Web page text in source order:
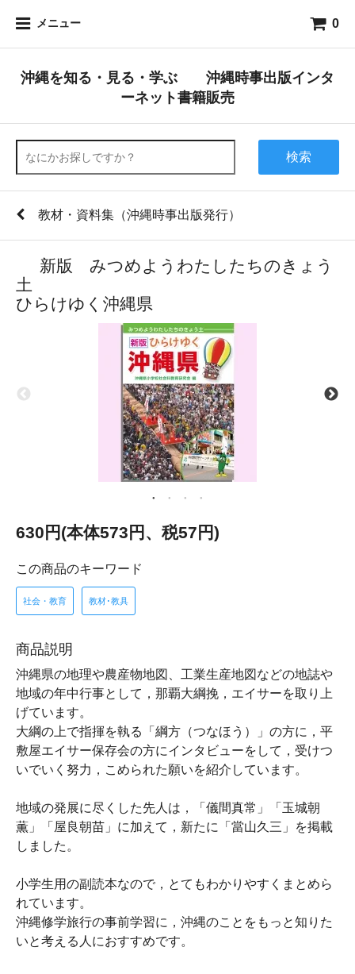
メニュー 0
沖縄を知る・見る・学ぶ 沖縄時事出版インタ
ーネット書籍販売
検索
教材・資料集（沖縄時事出版発行）
新版 みつめようわたしたちのきょう
土
ひらけゆく沖縄県
630円(本体573円、税57円)
この商品のキーワード
社会・教育 教材･教具
商品説明
沖縄県の地理や農産物地図、工業生産地図などの地誌や
地域の年中行事として，那覇大綱挽，エイサーを取り上
げています。
大綱の上で指揮を執る「綱方（つなほう）」の方に，平
敷屋エイサー保存会の方にインタビューをして，受けつ
いでいく努力，こめられた願いを紹介しています。
地域の発展に尽くした先人は，「儀間真常」「玉城朝
薫」「屋良朝苗」に加えて，新たに「當山久三」を掲載
しました。
小学生用の副読本なので，とてもわかりやすくまとめら
れています。
沖縄修学旅行の事前学習に，沖縄のことをもっと知りた
いと考える人におすすめです。